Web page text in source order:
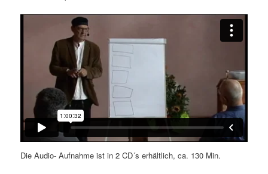
Die Audio- Aufnahme ist in 2 CD´s erhältlich, ca. 130 Min.